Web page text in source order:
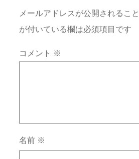
メールアドレスが公開されるこ
が付いている欄は必須項目です
コメント ※
名前 ※